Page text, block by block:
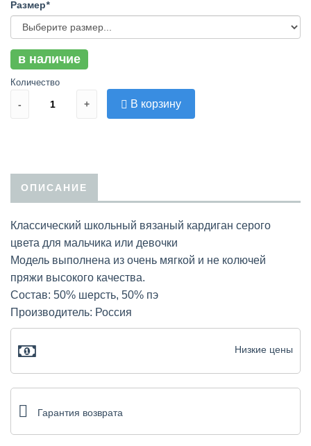
Размер*
в наличие
Количество
- + В корзину
ОПИСАНИЕ
Классический школьный вязаный кардиган серого
цвета для мальчика или девочки
Модель выполнена из очень мягкой и не колючей
пряжи высокого качества.
Состав: 50% шерсть, 50% пэ
Производитель: Россия
Низкие цены
Гарантия возврата